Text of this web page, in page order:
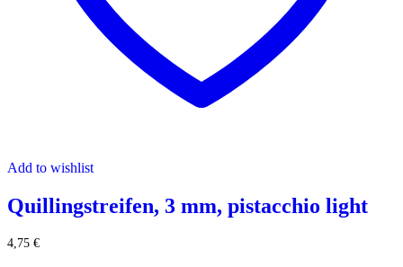
Add to wishlist
Quillingstreifen, 3 mm, pistacchio light
4,75 €